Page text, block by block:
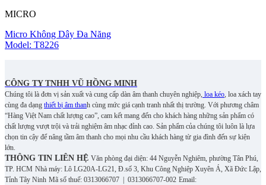
MICRO
Micro Không Dây Đa Năng
Model: T8226
CÔNG TY TNHH VŨ HỒNG MINH
Chúng tôi là đơn vị sản xuất và cung cấp dàn âm thanh chuyên nghiệp, loa kéo, loa xách tay
cùng đa dạng thiết bị âm thanh cùng mức giá cạnh tranh nhất thị trường. Với phương châm
“Hàng Việt Nam chất lượng cao”, cam kết mang đến cho khách hàng những sản phẩm có
chất lượng vượt trội và trải nghiệm âm nhạc đỉnh cao. Sản phẩm của chúng tôi luôn là lựa
chọn tin cậy để nâng tầm âm thanh cho mọi nhu cầu khách hàng từ gia đình đến sự kiện
lớn.
THÔNG TIN LIÊN HỆ Văn phòng đại diện: 44 Nguyễn Nghiêm, phường Tân Phú,
TP. HCM Nhà máy: Lô LG20A-LG21, Đ.số 3, Khu Công Nghiệp Xuyên Á, Xã Đức Lập,
Tỉnh Tây Ninh Mã số thuế: 0313066707 | 0313066707-002 Email: